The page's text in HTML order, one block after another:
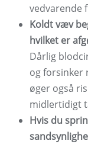
vedvarende
Koldt væv
hvilket er
Dårlig
og forsinker
øger også
midlertidigt
Hvis du